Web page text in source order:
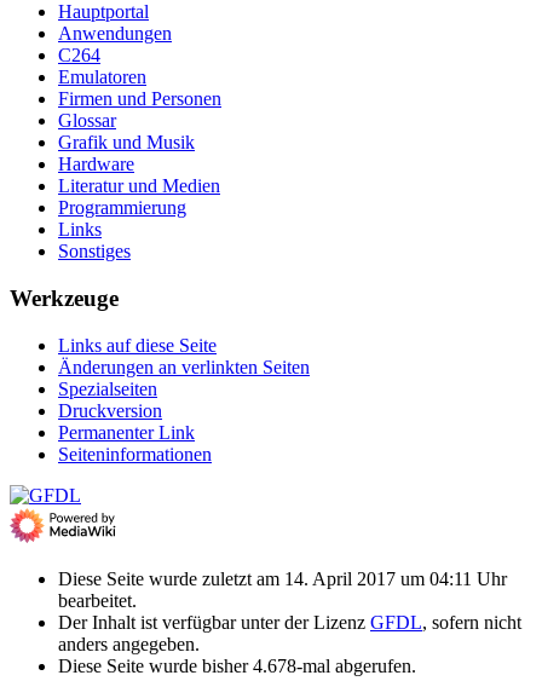
Hauptportal
Anwendungen
C264
Emulatoren
Firmen und Personen
Glossar
Grafik und Musik
Hardware
Literatur und Medien
Programmierung
Links
Sonstiges
Werkzeuge
Links auf diese Seite
Änderungen an verlinkten Seiten
Spezialseiten
Druckversion
Permanenter Link
Seiten­­informationen
Diese Seite wurde zuletzt am 14. April 2017 um 04:11 Uhr
bearbeitet.
Der Inhalt ist verfügbar unter der Lizenz GFDL, sofern nicht
anders angegeben.
Diese Seite wurde bisher 4.678-mal abgerufen.